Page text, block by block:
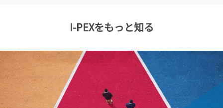
I-PEXをもっと知る